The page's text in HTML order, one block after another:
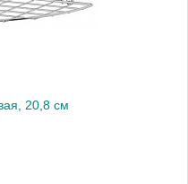
20,8 см